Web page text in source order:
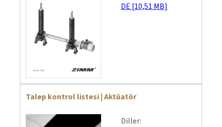
DE [10,51 MB]
Talep kontrol listesi | Aktüatör
Diller: